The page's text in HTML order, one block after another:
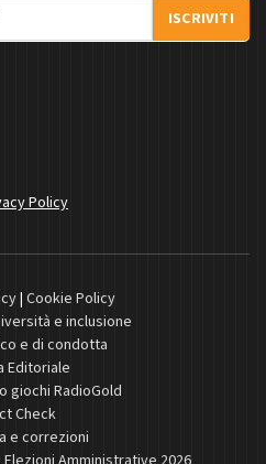
ISCRIVITI
Policy
| Cookie Policy
e inclusione
e di condotta
Editoriale
giochi RadioGold
Check
e correzioni